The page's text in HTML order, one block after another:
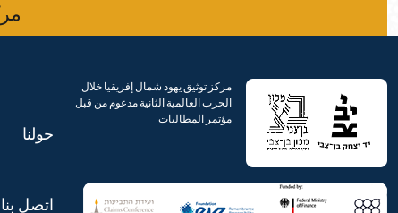
مركز توثيق يهود شمال إفريقيا خلال
الحرب العالمية الثانية مدعوم من قبل
مؤتمر المطالبات
حولنا
اتصل بنا